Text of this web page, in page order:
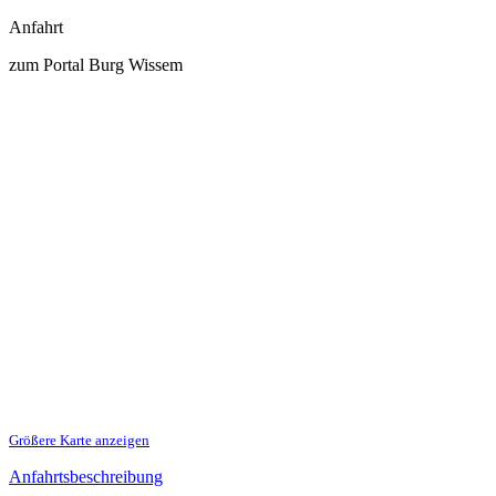
Anfahrt
zum Portal Burg Wissem
Größere Karte anzeigen
Anfahrtsbeschreibung